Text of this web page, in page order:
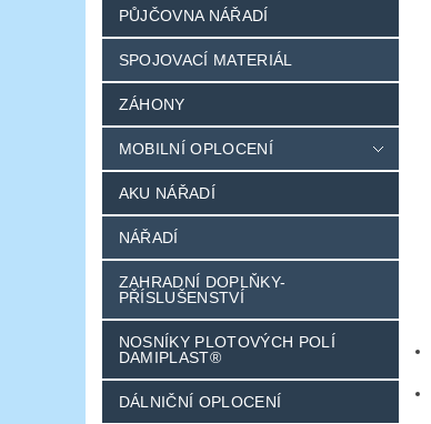
PŮJČOVNA NÁŘADÍ
SPOJOVACÍ MATERIÁL
ZÁHONY
MOBILNÍ OPLOCENÍ
AKU NÁŘADÍ
NÁŘADÍ
ZAHRADNÍ DOPLŇKY-
PŘÍSLUŠENSTVÍ
NOSNÍKY PLOTOVÝCH POLÍ
DAMIPLAST®
DÁLNIČNÍ OPLOCENÍ